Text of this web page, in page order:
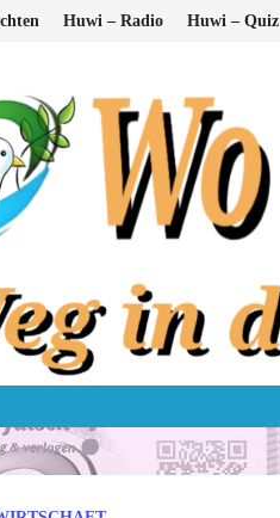
Huwi – Radio Huwi – Quiz